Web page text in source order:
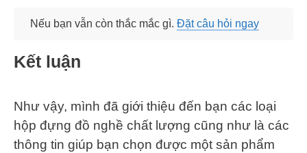
Nếu bạn vẫn còn thắc mắc gì. Đặt câu hỏi ngay
Kết luận
Như vậy, mình đã giới thiệu đến bạn các loại
hộp đựng đồ nghề chất lượng cũng như là các
thông tin giúp bạn chọn được một sản phẩm